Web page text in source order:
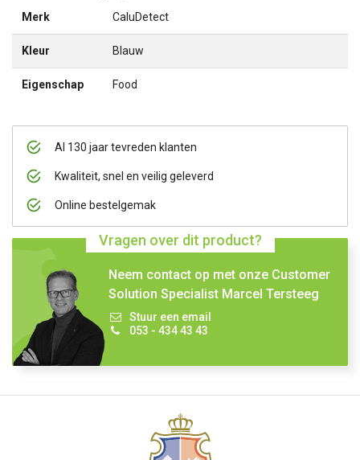
Al 130 jaar tevreden klanten
Kwaliteit, snel en veilig geleverd
Online bestelgemak
Vragen over dit product?
Neem contact op met onze Customer
Solution Specialist Marcel Tersteeg
Stuur een email
053 - 434 43 43
Merk CaluDetect
Kleur Blauw
Eigenschap Food